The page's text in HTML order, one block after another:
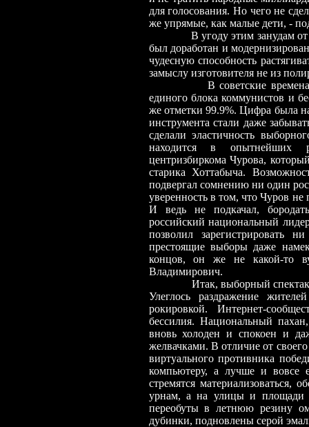
для голосования. Но чего не
же упрямые, как малые дети, -
В угоду этим занудам
был доработан и
чудесную способность
замыслу изготовителя не из
В советские
единого блока коммунистов и
же отметки 99.9%. Цифра была
инструмента стали даже
сделали эластичность
находится в опытнейших
центризбиркома Чурова,
старика Хоттабыча.
подвергал сомнению ни один
уверенность в том, что Чуров не
И ведь не подкачал,
российский национальный
позволил
престоящие выборы даже
концов, он же не какой-то
Владимирович.
Итак, выборный
Улеглось раздражение
рокировкой. Интернет-
бессилия. Национальный
вновь холоден и спокоен и
желвачками. В отличие от
виртуального противника
компьютеру, а лучше и вовсе
стремятся
урнам, а на улицы и площади
переобуты в летнюю резину
дубинки, подновлены серой